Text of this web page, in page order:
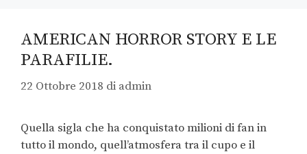
AMERICAN HORROR STORY E LE
PARAFILIE.
22 Ottobre 2018 di admin
Quella sigla che ha conquistato milioni di fan in
tutto il mondo, quell’atmosfera tra il cupo e il